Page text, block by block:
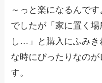
～っと楽になるんで
でしたが「家に置く
し…」と購入にふみき
な時にぴったりなの
す。